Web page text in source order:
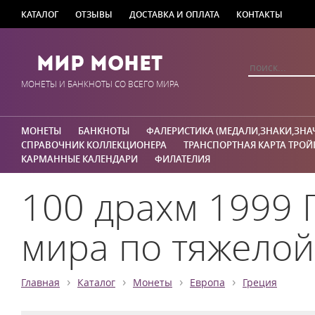
КАТАЛОГ ОТЗЫВЫ ДОСТАВКА И ОПЛАТА КОНТАКТЫ
Мир Монет
МОНЕТЫ И БАНКНОТЫ СО ВСЕГО МИРА
МОНЕТЫ БАНКНОТЫ
ФАЛЕРИСТИКА
СПРАВОЧНИК КОЛЛЕКЦИОНЕРА
ТРАНСПОРТНАЯ КАРТА
КАРМАННЫЕ КАЛЕНДАРИ
ФИЛАТЕЛИЯ
100 драхм 1999
мира по
Главная › Каталог › Монеты › Европа › Греция